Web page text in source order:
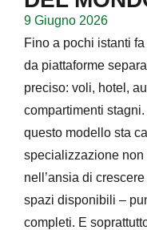
9 Giugno 2026
Fino a pochi istanti
da piattaforme
preciso: voli, hotel,
compartimenti
questo modello sta
specializzazione
nell’ansia di
spazi disponibili –
completi. E